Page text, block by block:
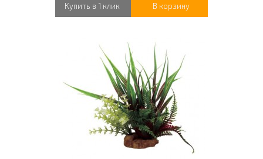
Купить в 1 клик В корзину